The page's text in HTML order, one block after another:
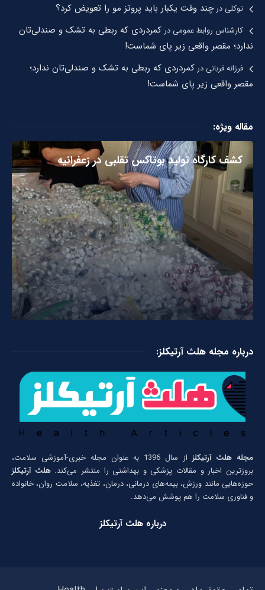
توکلیدرچند وقت یکبار باید پروتز مو را تعویض کرد؟
کارشناس روابط عمومیدر کمردردی که ربطی به تشک و صندلی‌تان
ندارد؛ مقصر واقعی زیر پای شماست!
فرزانه قربانیدر کمردردی که ربطی به تشک و صندلی‌تان ندارد؛
مقصر واقعی زیر پای شماست!
مقاله ویژه:
کشف کارگاه تولید بوتاکس تقلبی در زعفرانیه
درباره مجله هلث آرتیکلز:
مجله هلث آرتیکلز
از سال 1396 به عنوان مجله خبری-آموزشی سلامت،
بروزترین اخبار و مقالات پزشکی و بهداشتی را منتشر می‌کند.هلث آرتیکلز
حوزه‌هایی مانند ورزش، بیمه‌های درمانی، درمان، تغذیه، سلامت روان، خانواده
و فناوری سلامت را هم پوشش می‌دهد.
درباره هلث آرتیکلز